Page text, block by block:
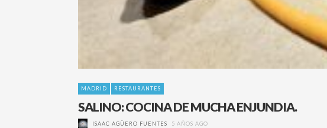
MADRID RESTAURANTES
SALINO: COCINA DE MUCHA ENJUNDIA.
ISAAC AGÜERO FUENTES 5 AÑOS AGO